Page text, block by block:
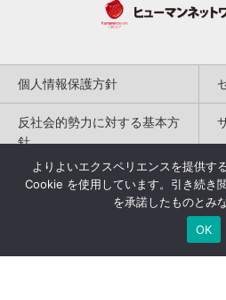
個人情報保護方針
反社会的勢力に対する基本方
針
勧誘方針
特定商取引法に基
Copyright(c)
よりよいエクスペリエンスを提供す
Cookie を使用しています。引き続き
を承諾したものとみ
OK